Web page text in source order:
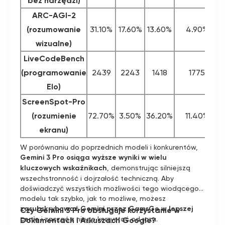
ARC-AGI-2
(rozumowanie
wizualne)
31.10% 17.60% 13.60% 4.90%
LiveCodeBench
(programowanie
Elo)
2439 2243 1418 1775
ScreenSpot-Pro
(rozumienie
ekranu)
72.70% 3.50% 36.20% 11.40%
W porównaniu do poprzednich modeli i konkurentów,
Gemini 3 Pro osiąga wyższe wyniki w wielu
kluczowych wskaźnikach , demonstrując silniejszą
wszechstronność i dojrzałość techniczną. Aby
doświadczyć wszystkich możliwości tego wiodącego
modelu tak szybko, jak to możliwe, możesz
zasubskrybować Gemini przez GamsGo w lepszej
ceniei zacząć z niego korzystać od razu.
Czy Gemini 3 Pro obsługuje korzystanie w
Dokumentach i Arkuszach Google?